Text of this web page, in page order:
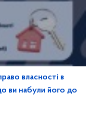
власності в
ви набули його до